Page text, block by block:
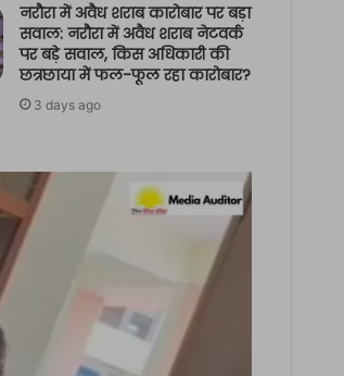
नरौरा में अवैध शराब कारोबार पर बड़ा
सवाल: नरौरा में अवैध शराब नेटवर्क
पर बड़े सवाल, किस अधिकारी की
छत्रछाया में फल-फूल रहा कारोबार?
3 days ago